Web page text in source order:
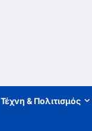
Τέχνη & Πολιτισμός